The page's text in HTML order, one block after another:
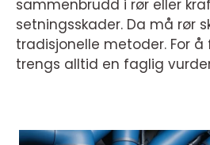
sammenbrudd i rør eller
setningsskader. Da må rør
tradisjonelle metoder. For
trengs alltid en faglig